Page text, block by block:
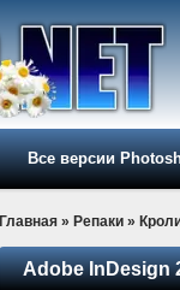
Все версии
Главная » Репаки »
Adobe InDesign